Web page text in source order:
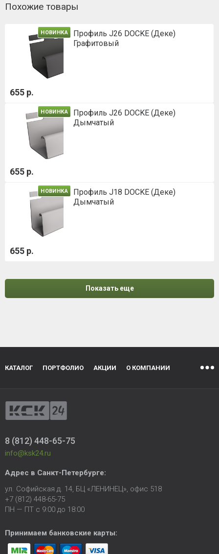
Похожие товары
НОВИНКА
Профиль J26 DOCKE (Деке)
Графитовый
655 р.
НОВИНКА
Профиль J26 DOCKE (Деке)
Дымчатый
655 р.
НОВИНКА
Профиль J18 DOCKE (Деке)
Дымчатый
655 р.
Показать еще
КАТАЛОГ ПОРТФОЛИО АКЦИИ О КОМПАНИИ
8 (812) 448-65-75
info@ksk24.ru
Адрес в Санкт-Петербурге:
ул. Софийская д. 14, БЦ «ЛЕНИНЕЦ», офис 518
+7 (812) 448-65-75
ПН — ПТ с 9:00 до 18:00
Принимаем банковские карты: